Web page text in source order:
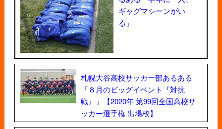
ギャグマシーンがい
る」
札幌大谷高校サッカー部あるある
「８月のビッグイベント『対抗
戦』」【2020年 第99回全国高校サ
ッカー選手権 出場校】